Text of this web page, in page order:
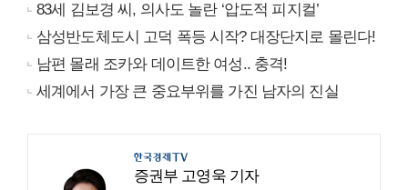
83세 김보경 씨, 의사도 놀란 ‘압도적 피지컬’
삼성반도체도시 고덕 폭등 시작? 대장단지로 몰린다!
남편 몰래 조카와 데이트한 여성.. 충격!
세계에서 가장 큰 중요부위를 가진 남자의 진실
증권부 고영욱 기자